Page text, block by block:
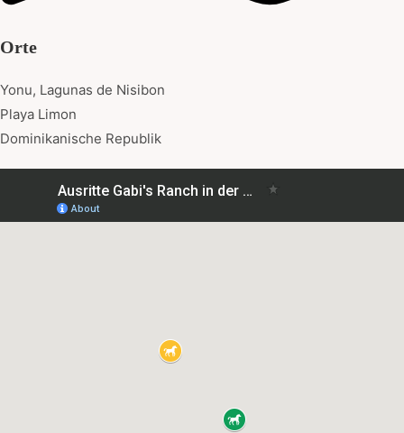
Orte
Yonu, Lagunas de Nisibon
Playa Limon
Dominikanische Republik